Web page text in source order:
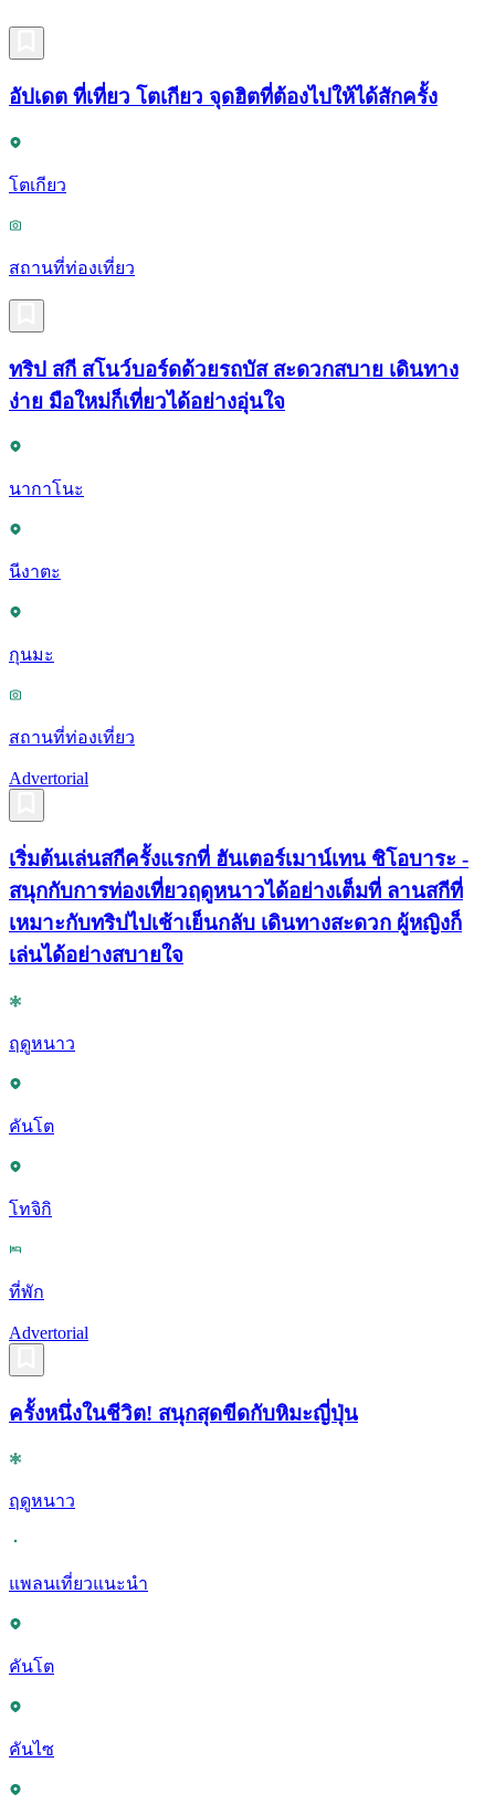
อัปเดต ที่เที่ยว โตเกียว จุดฮิตที่ต้องไปให้ได้สักครั้ง
โตเกียว
สถานที่ท่องเที่ยว
ทริป สกี สโนว์บอร์ดด้วยรถบัส สะดวกสบาย เดินทาง
ง่าย มือใหม่ก็เที่ยวได้อย่างอุ่นใจ
นากาโนะ
นีงาตะ
กุนมะ
สถานที่ท่องเที่ยว
Advertorial
เริ่มต้นเล่นสกีครั้งแรกที่ ฮันเตอร์เมาน์เทน ชิโอบาระ -
สนุกกับการท่องเที่ยวฤดูหนาวได้อย่างเต็มที่ ลานสกีที่
เหมาะกับทริปไปเช้าเย็นกลับ เดินทางสะดวก ผู้หญิงก็
เล่นได้อย่างสบายใจ
ฤดูหนาว
คันโต
โทจิกิ
ที่พัก
Advertorial
ครั้งหนึ่งในชีวิต! สนุกสุดขีดกับหิมะญี่ปุ่น
ฤดูหนาว
แพลนเที่ยวแนะนำ
คันโต
คันไซ